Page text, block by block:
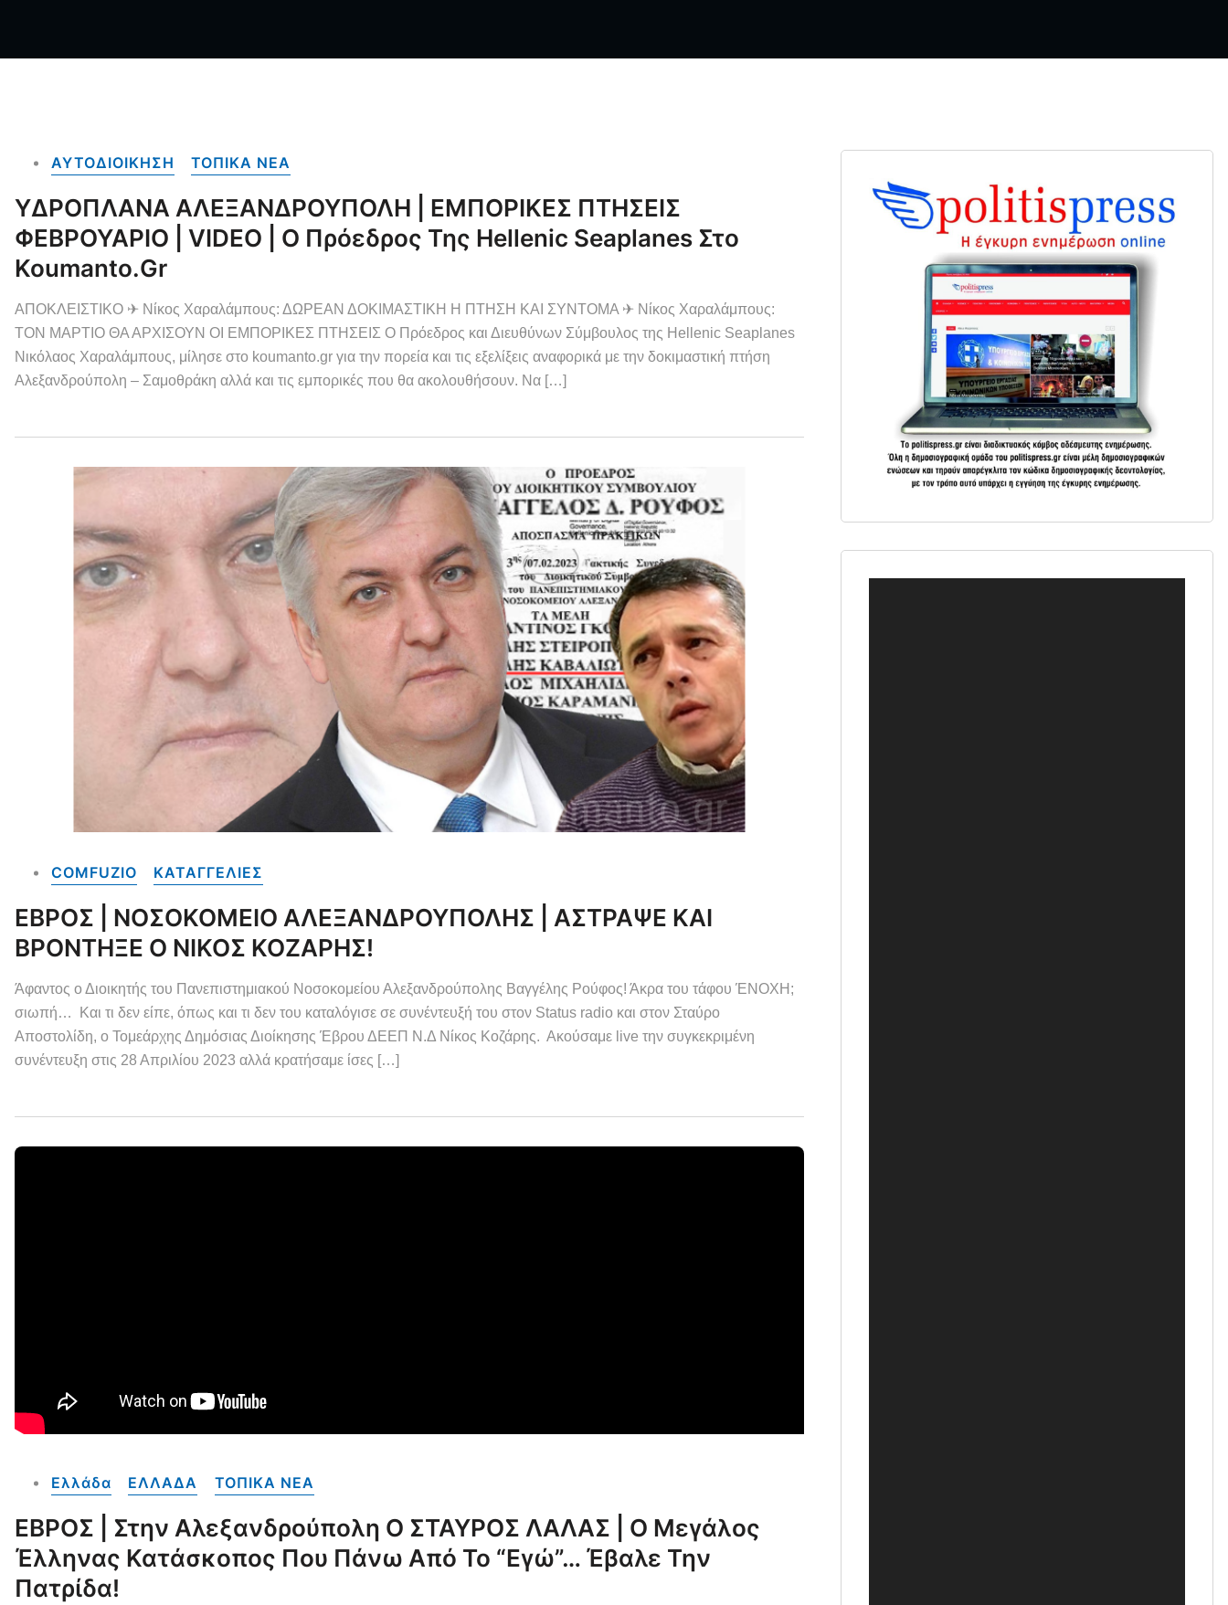
ΑΥΤΟΔΙΟΙΚΗΣΗ ΤΟΠΙΚΑ NEA
ΥΔΡΟΠΛΑΝΑ ΑΛΕΞΑΝΔΡΟΥΠΟΛΗ | ΕΜΠΟΡΙΚΕΣ ΠΤΗΣΕΙΣ
ΦΕΒΡΟΥΑΡΙΟ | VIDEO | Ο Πρόεδρος Της Hellenic Seaplanes Στο
Koumanto.gr
ΑΠΟΚΛΕΙΣΤΙΚΟ ✈ Νίκος Χαραλάμπους: ΔΩΡΕΑΝ ΔΟΚΙΜΑΣΤΙΚΗ Η ΠΤΗΣΗ ΚΑΙ ΣΥΝΤΟΜΑ ✈ Νίκος Χαραλάμπους:
ΤΟΝ ΜΑΡΤΙΟ ΘΑ ΑΡΧΙΣΟΥΝ ΟΙ ΕΜΠΟΡΙΚΕΣ ΠΤΗΣΕΙΣ Ο Πρόεδρος και Διευθύνων Σύμβουλος της Hellenic Seaplanes
Νικόλαος Χαραλάμπους, μίλησε στο koumanto.gr για την πορεία και τις εξελίξεις αναφορικά με την δοκιμαστική πτήση
Αλεξανδρούπολη – Σαμοθράκη αλλά και τις εμπορικές που θα ακολουθήσουν. Να […]
COMFUZIO ΚΑΤΑΓΓΕΛΙΕΣ
ΕΒΡΟΣ | ΝΟΣΟΚΟΜΕΙΟ ΑΛΕΞΑΝΔΡΟΥΠΟΛΗΣ | ΑΣΤΡΑΨΕ ΚΑΙ
ΒΡΟΝΤΗΞΕ Ο ΝΙΚΟΣ ΚΟΖΑΡΗΣ!
Άφαντος ο Διοικητής του Πανεπιστημιακού Νοσοκομείου Αλεξανδρούπολης Βαγγέλης Ρούφος! Άκρα του τάφου ΈΝΟΧΗ;
σιωπή… Και τι δεν είπε, όπως και τι δεν του καταλόγισε σε συνέντευξή του στον Status radio και στον Σταύρο
Αποστολίδη, ο Τομεάρχης Δημόσιας Διοίκησης Έβρου ΔΕΕΠ Ν.Δ Νίκος Κοζάρης. Ακούσαμε live την συγκεκριμένη
συνέντευξη στις 28 Απριλίου 2023 αλλά κρατήσαμε ίσες […]
Ελλάδα ΕΛΛΑΔΑ ΤΟΠΙΚΑ NEA
ΕΒΡΟΣ | Στην Αλεξανδρούπολη Ο ΣΤΑΥΡΟΣ ΛΑΛΑΣ | Ο Μεγάλος
Έλληνας Κατάσκοπος Που Πάνω Από Το “εγώ”… Έβαλε Την
Πατρίδα!